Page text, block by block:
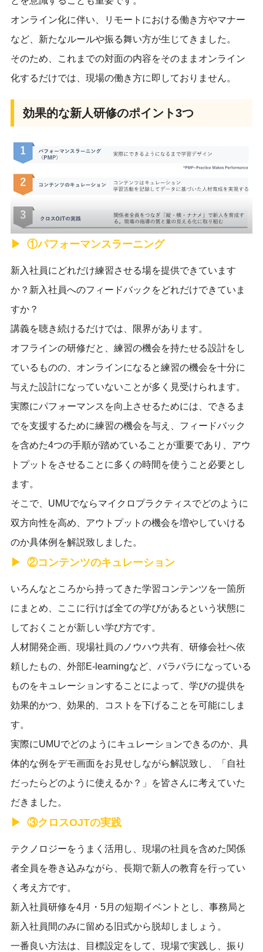
オンライン化に伴い、リモートにおける働き方やマナー
など、新たなルールや振る舞い方が生じてきました。
そのため、これまでの対面の内容をそのままオンライン
化するだけでは、現場の働き方に即しておりません。
効果的な新人研修のポイント3つ
①パフォーマンスラーニング
新入社員にどれだけ練習させる場を提供できています
か？新入社員へのフィードバックをどれだけできていま
すか？
講義を聴き続けるだけでは、限界があります。
オフラインの研修だと、練習の機会を持たせる設計をし
ているものの、オンラインになると練習の機会を十分に
与えた設計になっていないことが多く見受けられます。
実際にパフォーマンスを向上させるためには、できるま
でを支援するために練習の機会を与え、フィードバック
を含めた4つの手順が踏めていることが重要であり、アウ
トプットをさせることに多くの時間を使うこと必要とし
ます。
そこで、UMUでならマイクロプラクティスでどのように
双方向性を高め、アウトプットの機会を増やしていける
のか具体例を解説致しました。
②コンテンツのキュレーション
いろんなところから持ってきた学習コンテンツを一箇所
にまとめ、ここに行けば全ての学びがあるという状態に
しておくことが新しい学び方です。
人材開発企画、現場社員のノウハウ共有、研修会社へ依
頼したもの、外部E-learningなど、バラバラになっている
ものをキュレーションすることによって、学びの提供を
効果的かつ、効果的、コストを下げることを可能にしま
す。
実際にUMUでどのようにキュレーションできるのか、具
体的な例をデモ画面をお見せしながら解説致し、「自社
だったらどのように使えるか？」を皆さんに考えていた
だきました。
③クロスOJTの実践
テクノロジーをうまく活用し、現場の社員を含めた関係
者全員を巻き込みながら、長期で新人の教育を行ってい
く考え方です。
新入社員研修を4月・5月の短期イベントとし、事務局と
新入社員間のみに留める旧式から脱却しましょう。
一番良い方法は、目標設定をして、現場で実践し、振り